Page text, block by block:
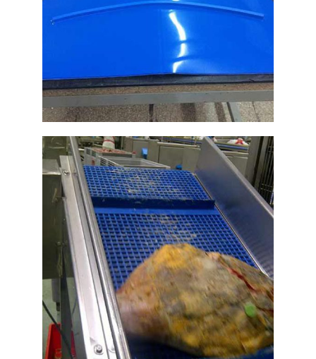
Cintas transportadoras para
aeropuertos en color azul
Ampliar